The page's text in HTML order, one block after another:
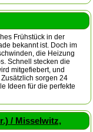
Frühstück in der
bekannt ist. Doch im
die Heizung
Schnell stecken die
mitgefiebert, und
sorgen 24
Ideen für die perfekte
/ Misselwitz,